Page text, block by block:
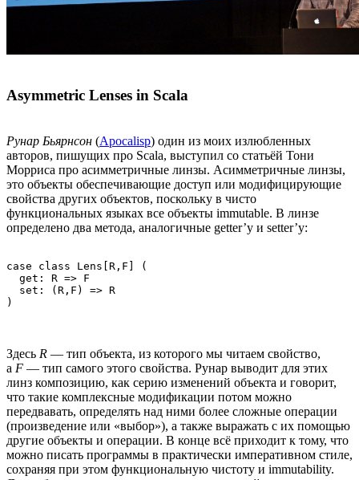
Asymmetric Lenses in Scala
Рунар Бьярнсон (Apocalisp) один из моих излюбленных
авторов, пишущих про Scala, выступил со статьёй Тони
Морриса про асимметричные линзы. Асимметричные линзы,
это объекты обеспечивающие доступ или модифицирующие
свойства других объектов, поскольку в чисто
функциональных языках все объекты immutable. В линзе
определено два метода, аналогичные getter’у и setter’у:
case class Lens[R,F] (
  get: R => F
  set: (R,F) => R
)
Здесь R — тип объекта, из которого мы читаем свойство,
а F — тип самого этого свойства. Рунар выводит для этих
линз композицию, как серию изменений объекта и говорит,
что такие комплексные модификации потом можно
передвавать, определять над ними более сложные операции
(произведение или «выбор»), а также выражать с их помощью
другие объекты и операции. В конце всё приходит к тому, что
можно писать программы в практически императивном стиле,
сохраняя при этом функциональную чистоту и immutability.